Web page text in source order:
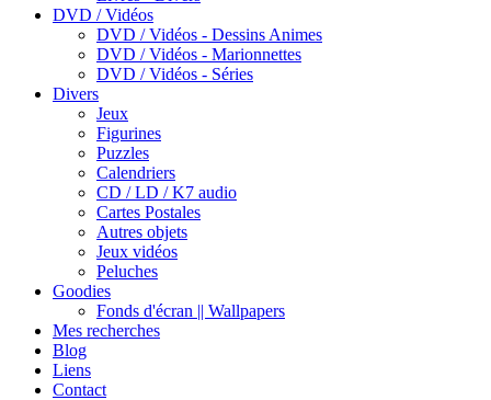
DVD / Vidéos
DVD / Vidéos - Dessins Animes
DVD / Vidéos - Marionnettes
DVD / Vidéos - Séries
Divers
Jeux
Figurines
Puzzles
Calendriers
CD / LD / K7 audio
Cartes Postales
Autres objets
Jeux vidéos
Peluches
Goodies
Fonds d'écran || Wallpapers
Mes recherches
Blog
Liens
Contact